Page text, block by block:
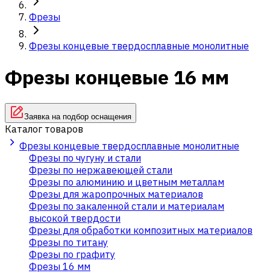
Фрезы
Фрезы концевые твердосплавные монолитные
Фрезы концевые 16 мм
Заявка на подбор оснащения
Каталог товаров
Фрезы концевые твердосплавные монолитные
Фрезы по чугуну и стали
Фрезы по нержавеющей стали
Фрезы по алюминию и цветным металлам
Фрезы для жаропрочных материалов
Фрезы по закаленной стали и материалам
высокой твердости
Фрезы для обработки композитных материалов
Фрезы по титану
Фрезы по графиту
Фрезы 16 мм